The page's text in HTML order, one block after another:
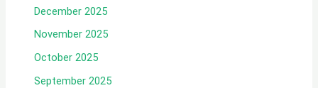
December 2025
November 2025
October 2025
September 2025